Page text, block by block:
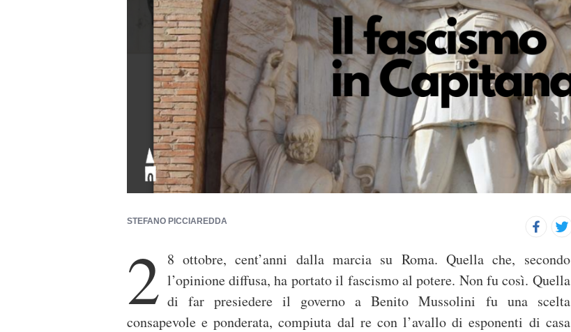
p
r
i
n
p
a
l
e
STEFANO PICCIAREDDA
2 8 ottobre, cent’anni dalla marcia su Roma. Quella che, secondo
l’opinione diffusa, ha portato il fascismo al potere. Non fu così. Quella
di far presiedere il governo a Benito Mussolini fu una scelta
consapevole e ponderata, compiuta dal re con l’avallo di esponenti di casa